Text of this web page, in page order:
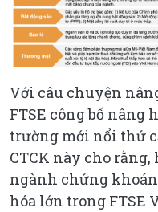
Với câu chuyện
FTSE công bố
trường mới nổi thứ
CTCK này cho
ngành chứng
hóa lớn trong FTSE